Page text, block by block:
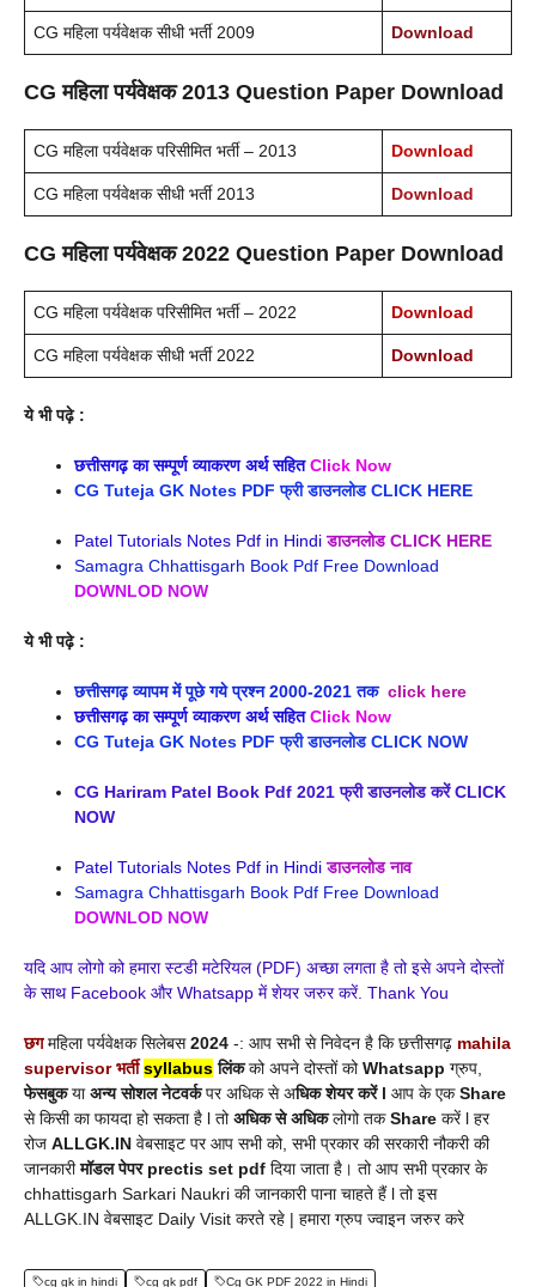
CG महिला पर्यवेक्षक सीधी भर्ती 2009 Download
CG महिला पर्यवेक्षक 2013 Question Paper Download
CG महिला पर्यवेक्षक परिसीमित भर्ती – 2013 Download
CG महिला पर्यवेक्षक सीधी भर्ती 2013 Download
CG महिला पर्यवेक्षक 2022 Question Paper Download
CG महिला पर्यवेक्षक परिसीमित भर्ती – 2022 Download
CG महिला पर्यवेक्षक सीधी भर्ती 2022 Download
ये भी पढ़े :
छत्तीसगढ़ का सम्पूर्ण व्याकरण अर्थ सहितClick Now
CG Tuteja GK Notes PDF फ्री डाउनलोड CLICK HERE
Patel Tutorials Notes Pdf in Hindi डाउनलोड CLICK HERE
Samagra Chhattisgarh Book Pdf Free Download
DOWNLOD NOW
ये भी पढ़े :
छत्तीसगढ़ व्यापम में पूछे गये प्रश्न 2000-2021 तक click here
छत्तीसगढ़ का सम्पूर्ण व्याकरण अर्थ सहितClick Now
CG Tuteja GK Notes PDF फ्री डाउनलोड CLICK NOW
CG Hariram Patel Book Pdf 2021 फ्री डाउनलोड करें CLICK
NOW
Patel Tutorials Notes Pdf in Hindi डाउनलोड नाव
Samagra Chhattisgarh Book Pdf Free Download
DOWNLOD NOW
यदि आप लोगो को हमारा स्टडी मटेरियल (PDF) अच्छा लगता है तो इसे अपने दोस्तों
के साथ Facebook और Whatsapp में शेयर जरुर करें. Thank You
छगमहिला पर्यवेक्षक सिलेबस2024 -: आप सभी से निवेदन है कि छत्तीसगढ़ mahila
supervisor भर्ती syllabus लिंकको अपने दोस्तों कोWhatsapp ग्रुप,
फेसबुकयाअन्य सोशल नेटवर्कपर अधिक से अधिक शेयर करें l आप के एकShare
से किसी का फायदा हो सकता है l तोअधिक से अधिकलोगो तकShare करें l हर
रोज ALLGK.IN वेबसाइट पर आप सभी को, सभी प्रकार की सरकारी नौकरी की
जानकारीमॉडल पेपर prectis set pdf दिया जाता है। तो आप सभी प्रकार के
chhattisgarh Sarkari Naukri की जानकारी पाना चाहते हैं l तो इस
ALLGK.IN वेबसाइट Daily Visit करते रहे | हमारा ग्रुप ज्वाइन जरुर करे
cg gk in hindi cg gk pdf Cg GK PDF 2022 in Hindi